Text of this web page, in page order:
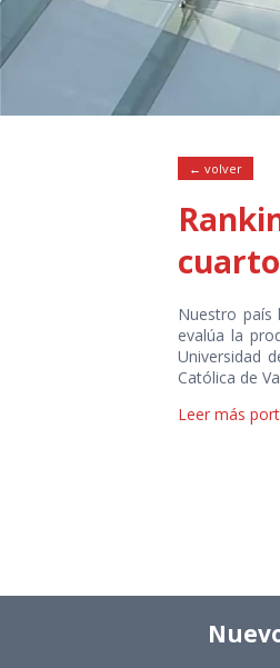
← volver
Nuestro país
evalúa la
Universidad
Católica de
Leer más